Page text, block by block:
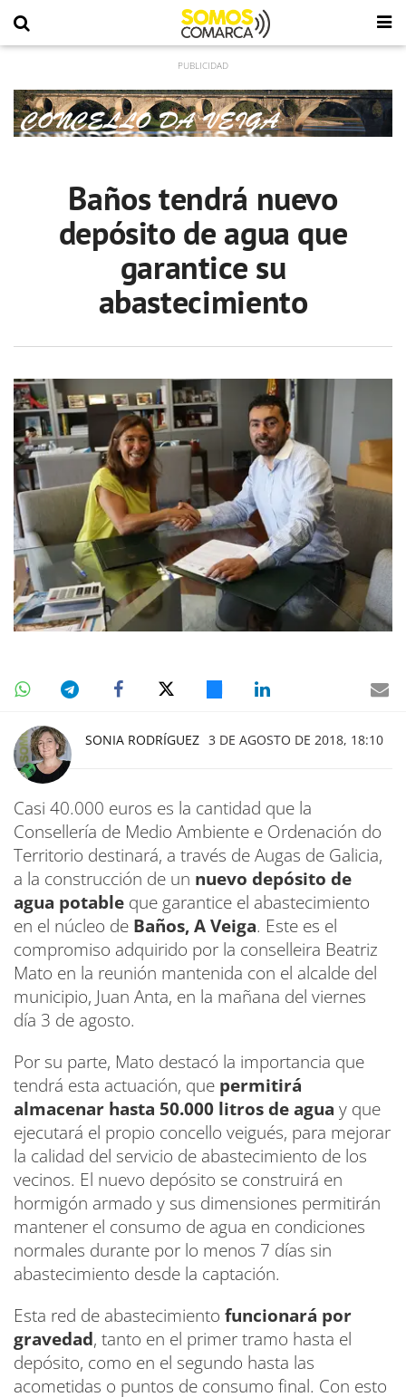
Baños tendrá nuevo
depósito de agua que
garantice su
abastecimiento
SONIA RODRÍGUEZ 3 DE AGOSTO DE 2018, 18:10
Casi 40.000 euros es la cantidad que la
Consellería de Medio Ambiente e Ordenación do
Territorio destinará, a través de Augas de Galicia,
a la construcción de un nuevo depósito de
agua potable que garantice el abastecimiento
en el núcleo de Baños, A Veiga. Este es el
compromiso adquirido por la conselleira Beatriz
Mato en la reunión mantenida con el alcalde del
municipio, Juan Anta, en la mañana del viernes
día 3 de agosto.
Por su parte, Mato destacó la importancia que
tendrá esta actuación, que permitirá
almacenar hasta 50.000 litros de agua y que
ejecutará el propio concello veigués, para mejorar
la calidad del servicio de abastecimiento de los
vecinos. El nuevo depósito se construirá en
hormigón armado y sus dimensiones permitirán
mantener el consumo de agua en condiciones
normales durante por lo menos 7 días sin
abastecimiento desde la captación.
Esta red de abastecimiento funcionará por
gravedad, tanto en el primer tramo hasta el
depósito, como en el segundo hasta las
acometidas o puntos de consumo final. Con esto